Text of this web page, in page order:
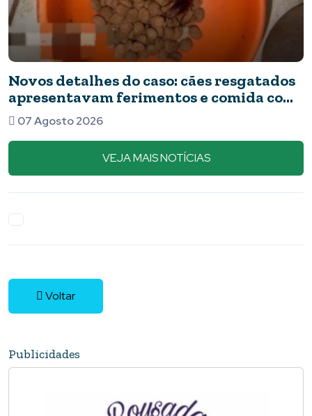
Novos detalhes do caso: cães resgatados
apresentavam ferimentos e comida com
barata
07 Agosto 2026
VEJA MAIS NOTÍCIAS
Voltar
Publicidades